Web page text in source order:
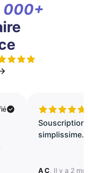
000+
Souscription
A C, Il y a 2